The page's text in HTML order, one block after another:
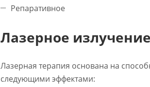
Репаративное
Лазерное излучение
Лазерная терапия основана на
следующими эффектами: